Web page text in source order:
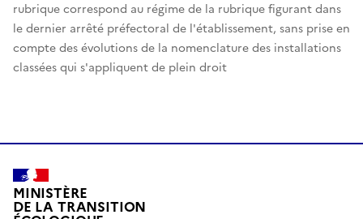
rubrique correspond au régime de la rubrique figurant dans
le dernier arrêté préfectoral de l'établissement, sans prise en
compte des évolutions de la nomenclature des installations
classées qui s'appliquent de plein droit
MINISTÈRE
DE LA TRANSITION